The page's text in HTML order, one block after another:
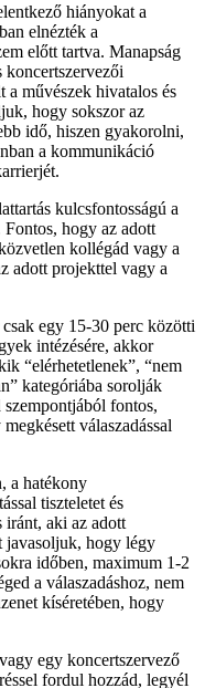
hiányokat a
elnézték a
előtt tartva. Manapság
a művészek hivatalos és
hogy sokszor az
idő, hiszen gyakorolni,
a kommunikáció
kulcsfontosságú a
hogy az adott
kollégád vagy a
adott projekttel vagy a
egy 15-30 perc közötti
intézésére, akkor
“elérhetetlenek”, “nem
kategóriába sorolják
szempontjából fontos,
válaszadással
a hatékony
tiszteletet és
iránt, aki az adott
javasoljuk, hogy légy
időben, maximum 1-2
a válaszadáshoz, nem
kíséretében, hogy
egy koncertszervező
fordul hozzád, legyél